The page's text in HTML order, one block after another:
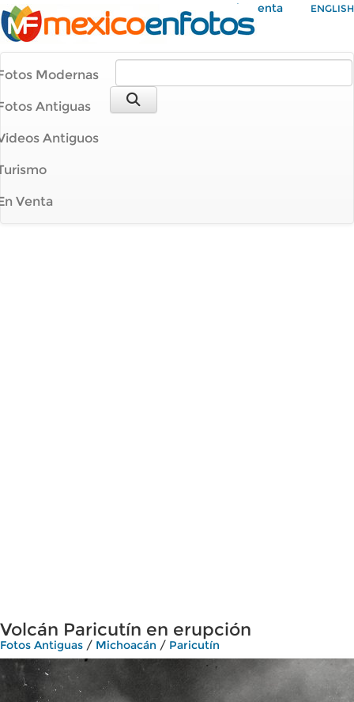
Mi Cuenta ENGLISH
Modernas
Antiguas
Antiguos
Venta
Volcán Paricutín en erupción
Fotos Antiguas / Michoacán / Paricutín